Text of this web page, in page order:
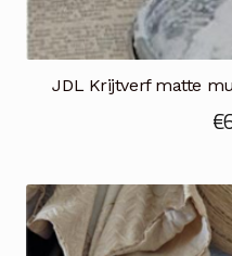
JDL Krijtverf matte
€